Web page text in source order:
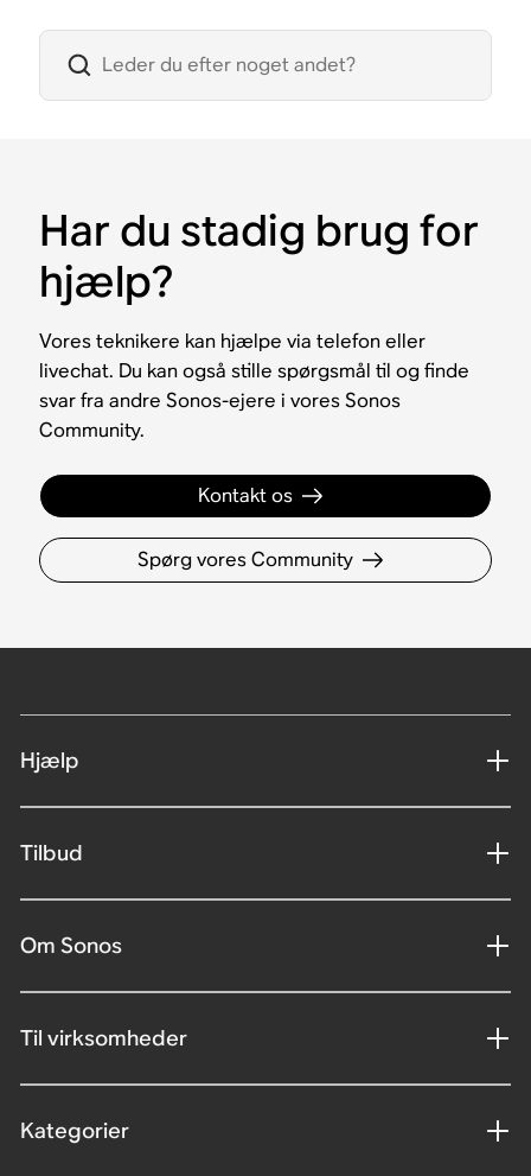
Har du stadig brug for
hjælp?
Vores teknikere kan hjælpe via telefon eller
livechat. Du kan også stille spørgsmål til og finde
svar fra andre Sonos-ejere i vores Sonos
Community.
Kontakt os
Spørg vores Community
Hjælp
Tilbud
Om Sonos
Til virksomheder
Kategorier